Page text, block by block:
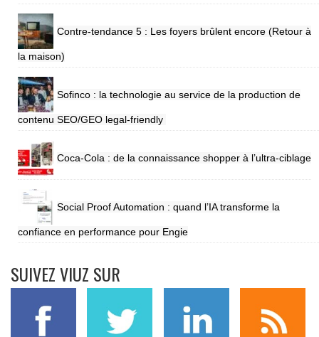
Contre-tendance 5 : Les foyers brûlent encore (Retour à
la maison)
Sofinco : la technologie au service de la production de
contenu SEO/GEO legal-friendly
Coca-Cola : de la connaissance shopper à l’ultra-ciblage
Social Proof Automation : quand l’IA transforme la
confiance en performance pour Engie
SUIVEZ VIUZ SUR